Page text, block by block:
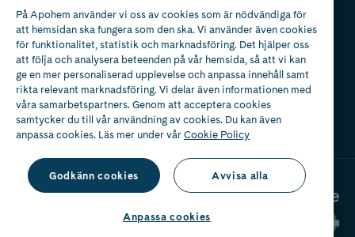
Apotek med tillstånd
av Läkemedelsverket
2024
På Apohem använder vi oss av cookies som är nödvändiga för
att hemsidan ska fungera som den ska. Vi använder även cookies
för funktionalitet, statistik och marknadsföring. Det hjälper oss
att följa och analysera beteenden på vår hemsida, så att vi kan
ge en mer personaliserad upplevelse och anpassa innehåll samt
rikta relevant marknadsföring. Vi delar även informationen med
våra samarbetspartners. Genom att acceptera cookies
samtycker du till vår användning av cookies. Du kan även
anpassa cookies. Läs mer under vårCookie Policy
Godkänn cookies Avvisa alla
Anpassa cookies